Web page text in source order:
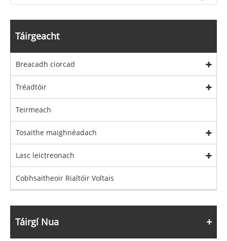
Táirgeacht
Breacadh ciorcad
Tréadtóir
Teirmeach
Tosaithe maighnéadach
Lasc leictreonach
Cobhsaitheoir Rialtóir Voltais
Táirgí Nua